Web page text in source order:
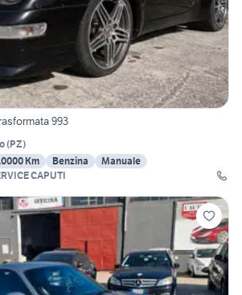
993
(PZ)
Km Benzina
Manuale
CAPUTI